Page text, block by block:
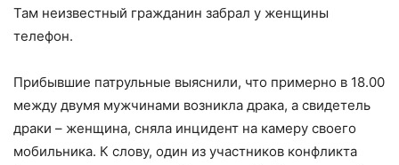
Там неизвестный гражданин забрал у женщины
телефон.
Прибывшие патрульные выяснили, что примерно в 18.00
между двумя мужчинами возникла драка, а свидетель
драки – женщина, сняла инцидент на камеру своего
мобильника. К слову, один из участников конфликта